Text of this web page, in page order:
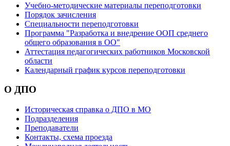
Учебно-методические материалы переподготовки
Порядок зачисления
Специальности переподготовки
Программа "Разработка и внедрение ООП среднего
общего образования в ОО"
Аттестация педагогических работников Московской
области
Календарный график курсов переподготовки
О ДПО
Историческая справка о ДПО в МО
Подразделения
Преподаватели
Контакты, схема проезда